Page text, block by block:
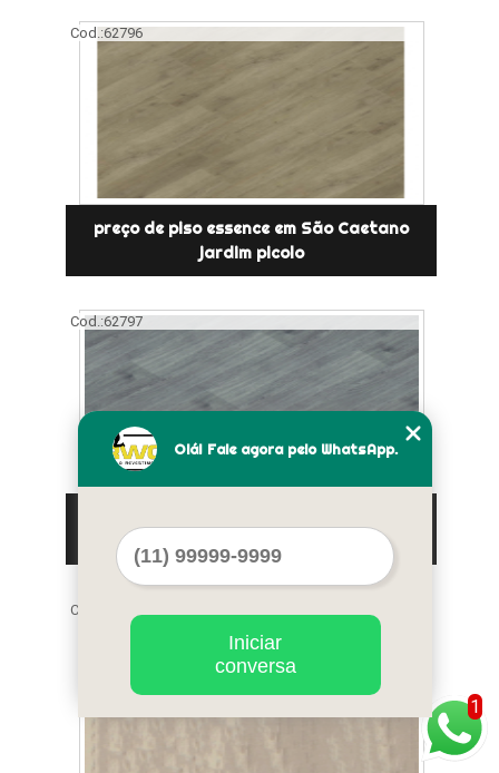
Cod.:62796
preço de piso essence em São Caetano
jardim picolo
Cod.:62797
Cod.:
1
Olá! Fale agora pelo WhatsApp.
Iniciar
conversa